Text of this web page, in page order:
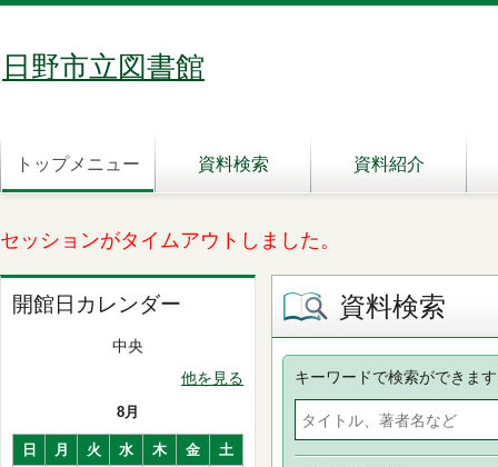
日野市立図書館
トップメニュー 資料検索 資料紹介
セッションがタイムアウトしました。
開館日カレンダー
中央
他を見る
8月
日 月 火 水 木 金 土
資料検索
キーワードで検索ができます